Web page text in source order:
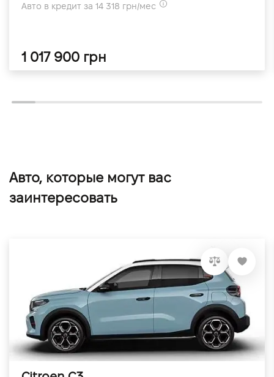
Авто в кредит за 14 318 грн/мес
1 017 900 грн
Авто, которые могут вас
заинтересовать